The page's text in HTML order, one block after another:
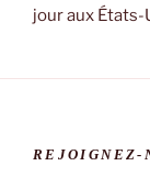
jour aux États-
REJOIGNEZ-